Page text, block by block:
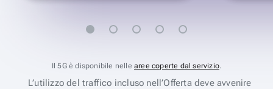
Il 5G è disponibile nelle aree coperte dal servizio.
L’utilizzo del traffico incluso nell’Offerta deve avvenire